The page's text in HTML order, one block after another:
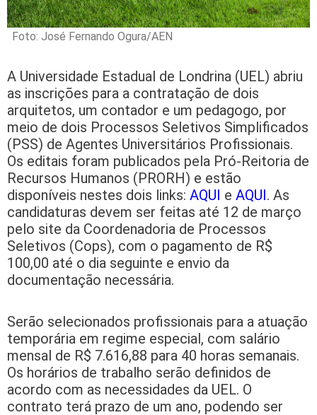
Foto: José Fernando Ogura/AEN
A Universidade Estadual de Londrina (UEL) abriu
as inscrições para a contratação de dois
arquitetos, um contador e um pedagogo, por
meio de dois Processos Seletivos Simplificados
(PSS) de Agentes Universitários Profissionais.
Os editais foram publicados pela Pró-Reitoria de
Recursos Humanos (PRORH) e estão
disponíveis nestes dois links: AQUI e AQUI. As
candidaturas devem ser feitas até 12 de março
pelo site da Coordenadoria de Processos
Seletivos (Cops), com o pagamento de R$
100,00 até o dia seguinte e envio da
documentação necessária.
Serão selecionados profissionais para a atuação
temporária em regime especial, com salário
mensal de R$ 7.616,88 para 40 horas semanais.
Os horários de trabalho serão definidos de
acordo com as necessidades da UEL. O
contrato terá prazo de um ano, podendo ser